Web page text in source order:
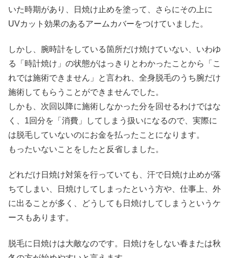
いた時期があり、日焼け止めを塗って、さらにその上に
UVカット効果のあるアームカバーをつけていました。
しかし、腕時計をしている箇所だけ焼けていない、いわゆ
る「時計焼け」の状態がはっきりとわかったことから「こ
れでは施術できません」と言われ、全身脱毛のうち腕だけ
施術してもらうことができませんでした。
しかも、次回以降に施術しなかった分を回せるわけではな
く、1回分を「消費」してしまう扱いになるので、実際に
は脱毛していないのにお金を払ったことになります。
もったいないことをしたと反省しました。
どれだけ日焼け対策を行っていても、汗で日焼け止めが落
ちてしまい、日焼けしてしまったという方や、仕事上、外
に出ることが多く、どうしても日焼けしてしまうというケ
ースもあります。
脱毛に日焼けは大敵なのです。日焼けをしない春または秋